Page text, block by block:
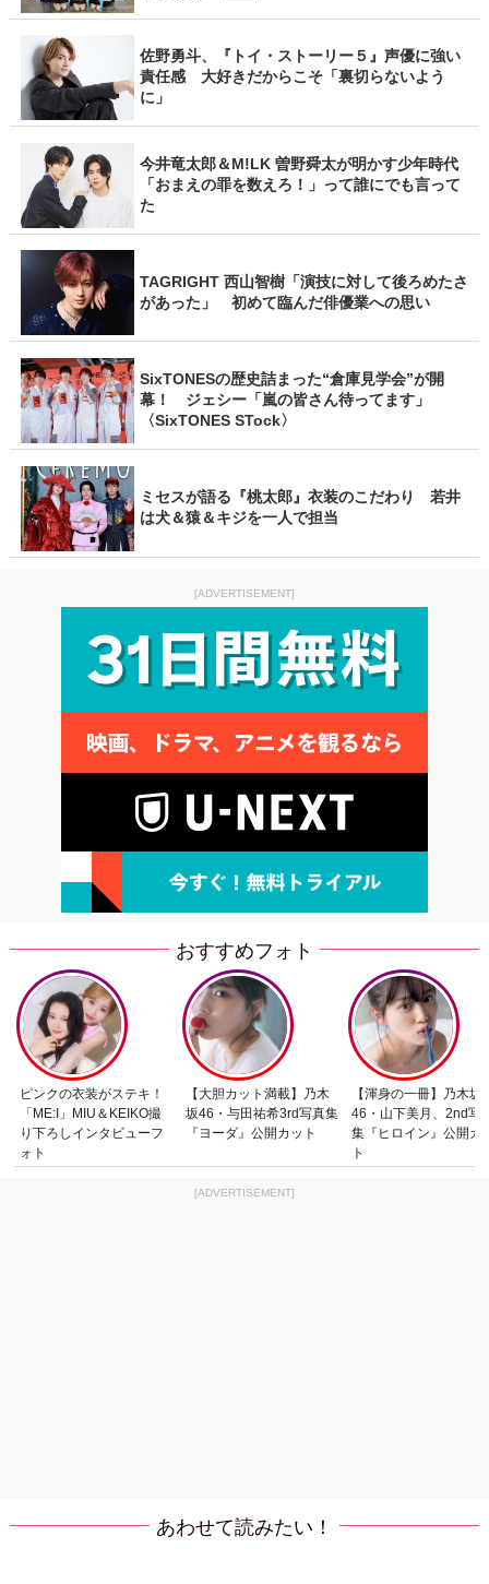
佐野勇斗、『トイ・ストーリー５』声優に強い
責任感 大好きだからこそ「裏切らないよう
に」
今井竜太郎＆M!LK 曽野舜太が明かす少年時代
「おまえの罪を数えろ！」って誰にでも言って
た
TAGRIGHT 西山智樹「演技に対して後ろめたさ
があった」 初めて臨んだ俳優業への思い
SixTONESの歴史詰まった“倉庫見学会”が開
幕！ ジェシー「嵐の皆さん待ってます」
〈SixTONES STock〉
ミセスが語る『桃太郎』衣装のこだわり 若井
は犬＆猿＆キジを一人で担当
[ADVERTISEMENT]
おすすめフォト
ピンクの衣装がステキ！
「ME:I」MIU＆KEIKO撮
り下ろしインタビューフ
ォト
【大胆カット満載】乃木
坂46・与田祐希3rd写真集
『ヨーダ』公開カット
【渾身の一冊】乃木坂
46・山下美月、2nd写
集『ヒロイン』公開カ
ト
[ADVERTISEMENT]
あわせて読みたい！